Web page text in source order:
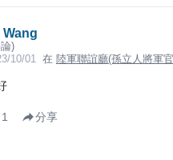
)
10/01 在 陸軍聯誼廳(孫立人將軍
1 分享